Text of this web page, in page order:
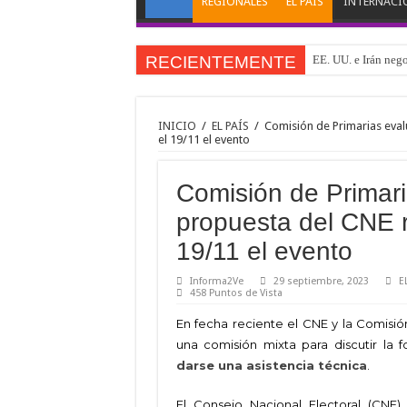
RECIENTEMENTE EE. UU. e Irán
Desborde
EE.UU. y
Cámara
Mientras Barrett y
La contienda
Acusa presunta
«Operación
INICIO / EL PAÍS / Comisión de Primarias
el 19/11 el evento
Comisión de
propuesta del CNE
19/11 el evento
Informa2Ve 29 septiembre, 2023
458 Puntos de Vista
En fecha reciente el CNE y la
una comisión mixta para discutir la
darse una asistencia técnica.